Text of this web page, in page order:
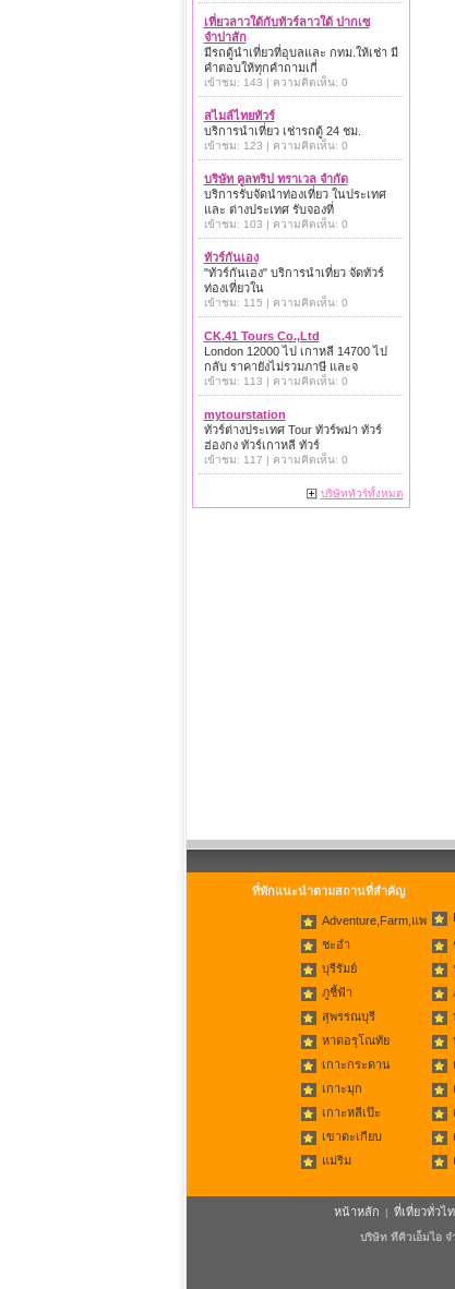
เที่ยวลาวใต้กับทัวร์ลาวใต้ ปากเซ
จำปาสัก
มีรถตู้นำเที่ยวที่อุบลและ กทม.ให้เช่า มี
คำตอบให้ทุกคำถามเกี่
เข้าชม: 143 | ความคิดเห็น: 0
สไมล์ไทยทัวร์
บริการนำเที่ยว เช่ารถตู้ 24 ชม.
เข้าชม: 123 | ความคิดเห็น: 0
บริษัท คูลทริป ทราเวล จำกัด
บริการรับจัดนำท่องเที่ยว ในประเทศ
และ ต่างประเทศ รับจองที่
เข้าชม: 103 | ความคิดเห็น: 0
ทัวร์กันเอง
"ทัวร์กันเอง" บริการนำเที่ยว จัดทัวร์
ท่องเที่ยวใน
เข้าชม: 115 | ความคิดเห็น: 0
CK.41 Tours Co.,Ltd
London 12000 ไป เกาหลี 14700 ไป
กลับ ราคายังไม่รวมภาษี และจ
เข้าชม: 113 | ความคิดเห็น: 0
mytourstation
ทัวร์ต่างประเทศ Tour ทัวร์พม่า ทัวร์
ฮ่องกง ทัวร์เกาหลี ทัวร์
เข้าชม: 117 | ความคิดเห็น: 0
บริษัททัวร์ทั้งหมด
ที่พักแนะนำตามสถานที่สำคัญ
Adventure,Farm,แพ
ชะอำ
บุรีรัมย์
ภูชี้ฟ้า
สุพรรณบุรี
หาดอรุโณทัย
เกาะกระดาน
เกาะมุก
เกาะหลีเป๊ะ
เขาตะเกียบ
แม่ริม
หน้าหลัก | ที่เที่ยวทั่วไ
บริษัท ทีคิวเอ็มไอ จ